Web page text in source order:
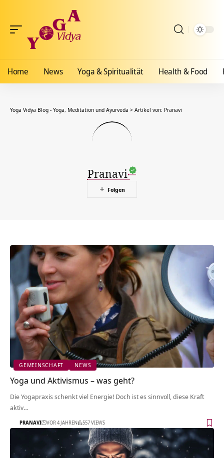
Home News Yoga & Spiritualität Health & Food
Yoga Vidya Blog - Yoga, Meditation und Ayurveda > Artikel von: Pranavi
Pranavi
GEMEINSCHAFT NEWS
Yoga und Aktivismus – was geht?
Die Yogapraxis schenkt viel Energie! Doch ist es sinnvoll, diese Kraft
aktiv…
PRANAVI VOR 4 JAHREN 557 VIEWS